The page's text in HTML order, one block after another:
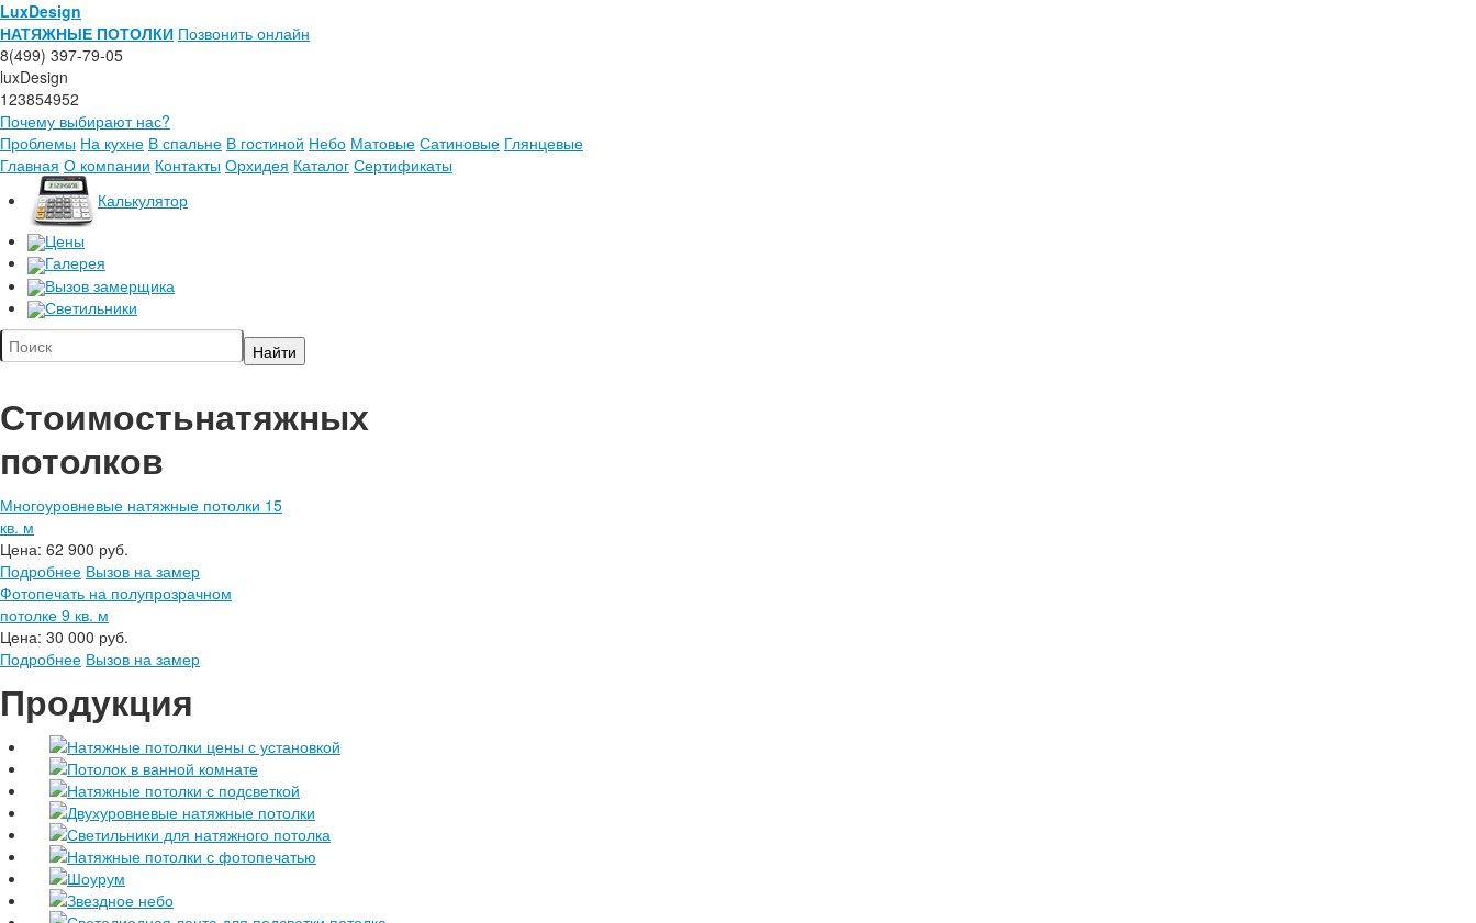
LuxDesign
НАТЯЖНЫЕ ПОТОЛКИ Позвонить онлайн
8(499) 397-79-05
luxDesign
123854952
Почему выбирают нас?
Проблемы На кухне В спальне В гостиной Небо Матовые Сатиновые Глянцевые
Главная О компании Контакты Орхидея Каталог Сертификаты
Калькулятор
Цены
Галерея
Вызов замерщика
Светильники
Стоимостьнатяжных
потолков
Многоуровневые натяжные потолки 15
кв. м
Цена: 62 900 руб.
Подробнее Вызов на замер
Фотопечать на полупрозрачном
потолке 9 кв. м
Цена: 30 000 руб.
Подробнее Вызов на замер
Продукция
Натяжные потолки цены с установкой
Потолок в ванной комнате
Натяжные потолки с подсветкой
Двухуровневые натяжные потолки
Светильники для натяжного потолка
Натяжные потолки с фотопечатью
Шоурум
Звездное небо